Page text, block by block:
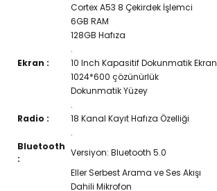
Cortex A53 8 Çekirdek İşlemci
6GB RAM
128GB Hafıza
.
Ekran :
10 Inch Kapasitif Dokunmatik Ekran
1024*600 çözünürlük
Dokunmatik Yüzey
.
Radio :
18 Kanal Kayıt Hafıza Özelliği
.
Bluetooth
:
Versiyon: Bluetooth 5.0
Eller Serbest Arama ve Ses Akışı
Dahili Mikrofon